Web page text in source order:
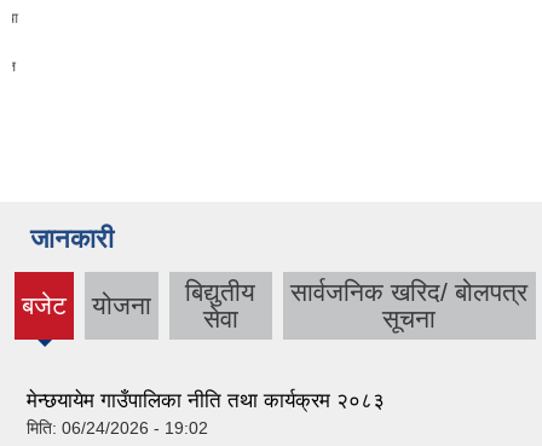
जानकारी
बजेट
(active
tab)
योजना
बिद्युतीय
सेवा
सार्वजनिक खरिद/ बोलपत्र
सूचना
मेन्छयायेम गाउँपालिका नीति तथा कार्यक्रम २०८३
मिति: 06/24/2026 - 19:02